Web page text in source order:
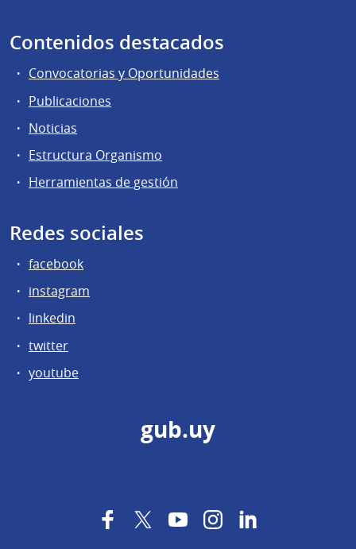
Contenidos destacados
Convocatorias y Oportunidades
Publicaciones
Noticias
Estructura Organismo
Herramientas de gestión
Redes sociales
facebook
instagram
linkedin
twitter
youtube
gub.uy
FacebookTwitterYouTubeInstagram